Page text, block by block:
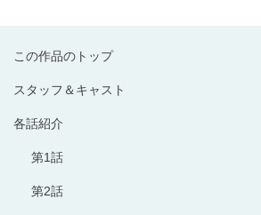
この作品のトップ
スタッフ＆キャスト
各話紹介
第1話
第2話